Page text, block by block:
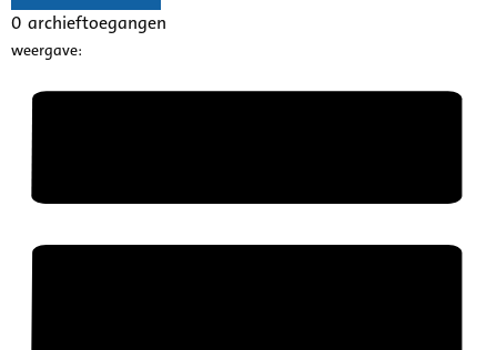
0 archieftoegangen
weergave: